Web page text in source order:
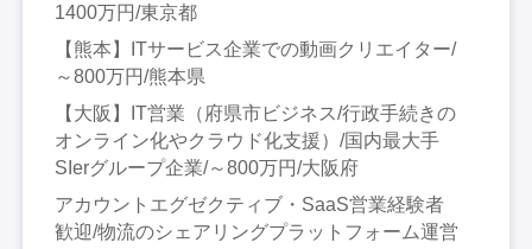
1400万円/東京都
【熊本】ITサービス企業での動画クリエイター/
～800万円/熊本県
【大阪】IT営業（府県市ビジネス/行政手続きの
オンライン化やクラウド化支援）/国内最大手
SIerグループ企業/～800万円/大阪府
アカウントエグゼクティブ・SaaS営業経験者
歓迎/物流のシェアリングプラットフォーム運営